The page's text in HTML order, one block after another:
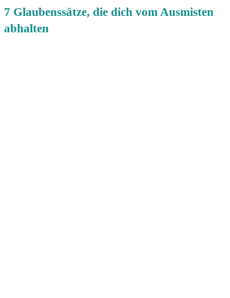
7 Glaubenssätze, die dich vom Ausmisten
abhalten